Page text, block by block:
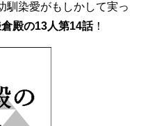
馴染愛がもしかして実っ
殿の13人第14話！